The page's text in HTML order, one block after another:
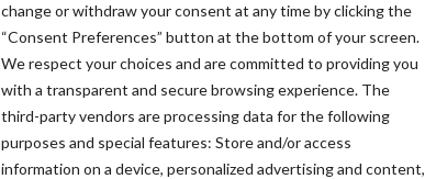
change or withdraw your consent at any time by clicking the
“Consent Preferences” button at the bottom of your screen.
We respect your choices and are committed to providing you
with a transparent and secure browsing experience. The
third-party vendors are processing data for the following
purposes and special features: Store and/or access
information on a device, personalized advertising and content,
“Vraag naar praktische
hygieneoplossingen is in Polen groter
dan ooit”